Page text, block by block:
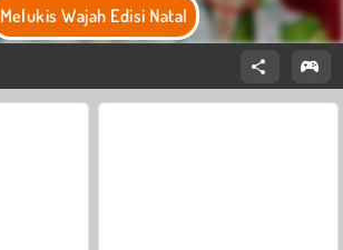
Melukis Wajah Edisi Natal